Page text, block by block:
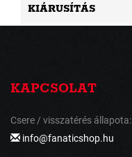
KIÁRUSÍTÁS
KAPCSOLAT
Csere / visszatérés állapota:
info@fanaticshop.hu